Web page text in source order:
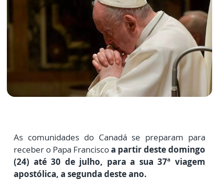
As comunidades do Canadá se preparam para
receber o Papa Franciscoa partir deste domingo
(24) até 30 de julho, para a sua 37ª viagem
apostólica, a segunda deste ano.